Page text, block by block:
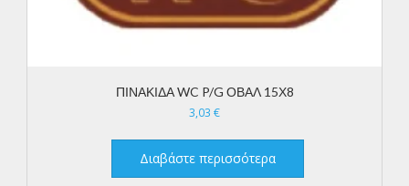
ΠΙΝΑΚΙΔΑ WC P/G ΟΒΑΛ 15Χ8
3,03 €
Διαβάστε περισσότερα